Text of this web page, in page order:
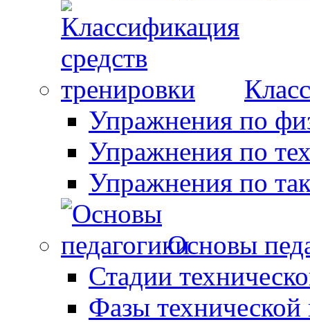
Упражнения по
Упражнения по
Упражнения по
Основы
Стадии
Фазы технической